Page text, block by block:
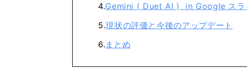
Gemini ( Duet AI ) in Google スラ
現状の評価と今後のアップデート
まとめ